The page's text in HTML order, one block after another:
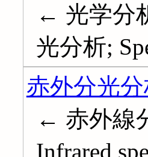
← 光学分
光分析;
赤外分光
← 赤外線
Infrared